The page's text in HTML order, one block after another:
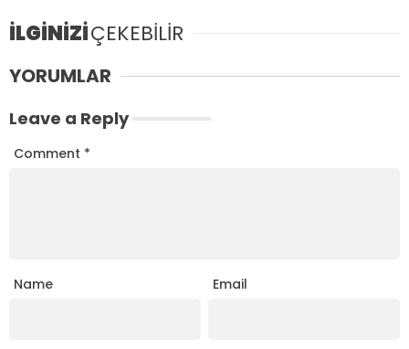
İLGİNİZİÇEKEBİLİR
YORUMLAR
Leave a Reply
Comment *
Name Email